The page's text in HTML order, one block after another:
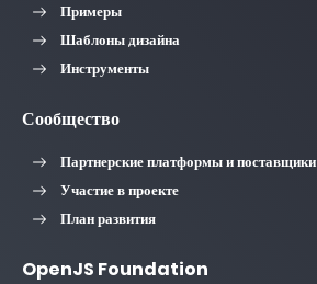
Примеры
Шаблоны дизайна
Инструменты
Сообщество
Партнерские платформы и поставщики
Участие в проекте
План развития
OpenJS Foundation